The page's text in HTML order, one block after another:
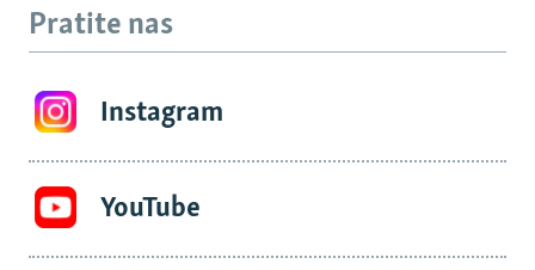
Pratite nas
Instagram
YouTube